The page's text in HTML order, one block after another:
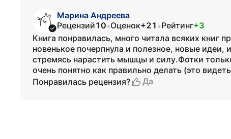
Марина Андреева
Рецензий10•Оценок+21 •Рейтинг+3
Книга понравилась, много читала всяких книг
новенькое почерпнула и полезное, новые идеи,
стремясь нарастить мышцы и силу.Фотки
очень понятно как правильно делать (это
Понравилась рецензия?
Да